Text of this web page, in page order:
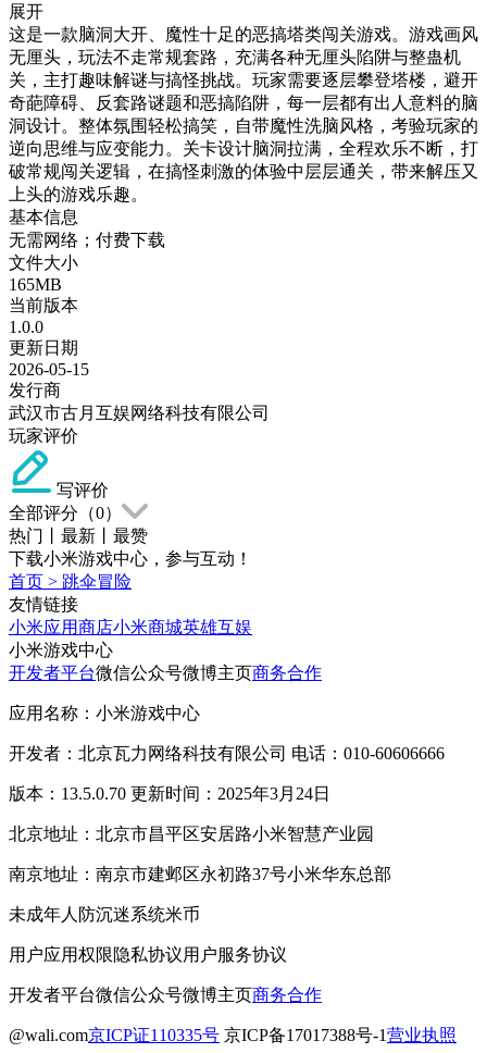
展开
这是一款脑洞大开、魔性十足的恶搞塔类闯关游戏。游戏画风
无厘头，玩法不走常规套路，充满各种无厘头陷阱与整蛊机
关，主打趣味解谜与搞怪挑战。玩家需要逐层攀登塔楼，避开
奇葩障碍、反套路谜题和恶搞陷阱，每一层都有出人意料的脑
洞设计。整体氛围轻松搞笑，自带魔性洗脑风格，考验玩家的
逆向思维与应变能力。关卡设计脑洞拉满，全程欢乐不断，打
破常规闯关逻辑，在搞怪刺激的体验中层层通关，带来解压又
上头的游戏乐趣。
基本信息
无需网络；付费下载
文件大小
165MB
当前版本
1.0.0
更新日期
2026-05-15
发行商
武汉市古月互娱网络科技有限公司
玩家评价
写评价
全部评分（0）
热门
最新
最赞
下载小米游戏中心，参与互动！
首页 > 跳伞冒险
友情链接
小米应用商店小米商城英雄互娱
小米游戏中心
开发者平台微信公众号微博主页商务合作
应用名称：小米游戏中心
开发者：北京瓦力网络科技有限公司 电话：010-60606666
版本：13.5.0.70 更新时间：2025年3月24日
北京地址：北京市昌平区安居路小米智慧产业园
南京地址：南京市建邺区永初路37号小米华东总部
未成年人防沉迷系统米币
用户应用权限隐私协议用户服务协议
开发者平台微信公众号微博主页商务合作
@wali.com京ICP证110335号 京ICP备17017388号-1营业执照